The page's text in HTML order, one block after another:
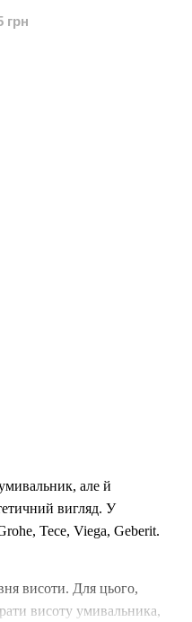
але й
вигляд. У
Tece, Viega, Geberit.
висоти. Для цього,
висоту умивальника,
грн